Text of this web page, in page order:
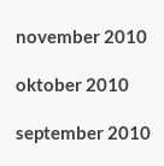
november 2010
oktober 2010
september 2010